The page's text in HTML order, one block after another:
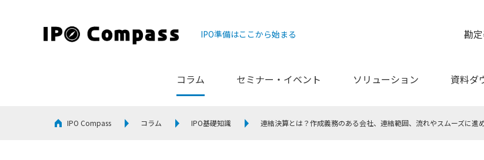
IPO準備はここから始まる 勘
コラム セミナー・イベント ソリューション 資料ダ
IPO Compass コラム IPO基礎知識 連結決算とは？作成義務のある会社、連結範囲、流れやスムーズに進